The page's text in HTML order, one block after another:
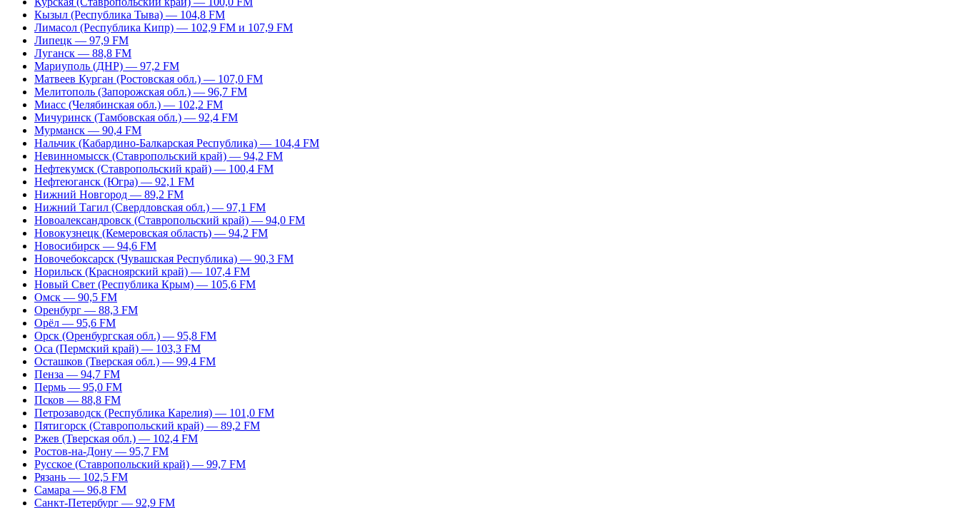
Кызыл (Республика Тыва) — 104,8 FM
Лимасол (Республика Кипр) — 102,9 FM и 107,9 FM
Липецк — 97,9 FM
Луганск — 88,8 FM
Мариуполь (ДНР) — 97,2 FM
Матвеев Курган (Ростовская обл.) — 107,0 FM
Мелитополь (Запорожская обл.) — 96,7 FM
Миасс (Челябинская обл.) — 102,2 FM
Мичуринск (Тамбовская обл.) — 92,4 FM
Мурманск — 90,4 FM
Нальчик (Кабардино-Балкарская Республика) — 104,4 FM
Невинномысск (Ставропольский край) — 94,2 FM
Нефтекумск (Ставропольский край) — 100,4 FM
Нефтеюганск (Югра) — 92,1 FM
Нижний Новгород — 89,2 FM
Нижний Тагил (Свердловская обл.) — 97,1 FM
Новоалександровск (Ставропольский край) — 94,0 FM
Новокузнецк (Кемеровская область) — 94,2 FM
Новосибирск — 94,6 FM
Новочебоксарск (Чувашская Республика) — 90,3 FM
Норильск (Красноярский край) — 107,4 FM
Новый Свет (Республика Крым) — 105,6 FM
Омск — 90,5 FM
Оренбург — 88,3 FM
Орёл — 95,6 FM
Орск (Оренбургская обл.) — 95,8 FM
Оса (Пермский край) — 103,3 FM
Осташков (Тверская обл.) — 99,4 FM
Пенза — 94,7 FM
Пермь — 95,0 FM
Псков — 88,8 FM
Петрозаводск (Республика Карелия) — 101,0 FM
Пятигорск (Ставропольский край) — 89,2 FM
Ржев (Тверская обл.) — 102,4 FM
Ростов-на-Дону — 95,7 FM
Русское (Ставропольский край) — 99,7 FM
Рязань — 102,5 FM
Самара — 96,8 FM
Санкт-Петербург — 92,9 FM